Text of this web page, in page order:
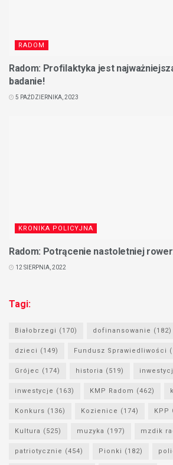
RADOM
Radom: Profilaktyka jest
badanie!
5 PAŹDZIERNIKA, 2023
KRONIKA POLICYJNA
Radom: Potrącenie nastoletniej
12 SIERPNIA, 2022
Tagi:
Białobrzegi (170) dofinansowanie (182)
dzieci (149) Fundusz Sprawiedliwości
Grójec (174) historia (519)
inwestycje (163) KMP Radom (462)
Konkurs (136) Kozienice (174) KPP
Kultura (525) muzyka (197) mzdik
patriotycznie (454) Pionki (182)